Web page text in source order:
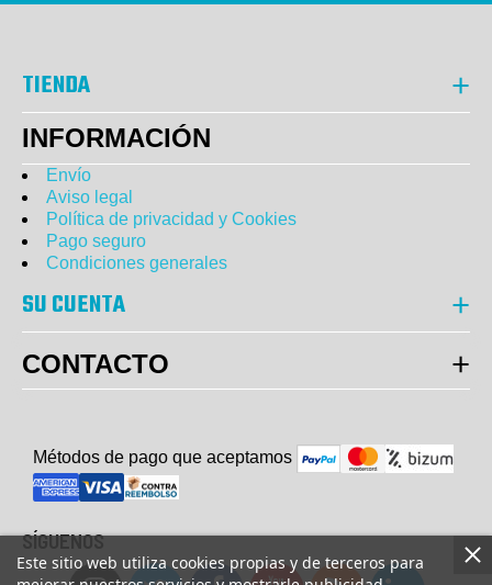
Este sitio web utiliza cookies propias y de terceros para
TIENDA
INFORMACIÓN
Envío
Aviso legal
Política de privacidad y Cookies
Pago seguro
Condiciones generales
SU CUENTA
CONTACTO
Métodos de pago que aceptamos
SÍGUENOS